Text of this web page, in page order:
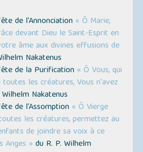
de l'Annonciation « Ô Marie,
devant Dieu le Saint-Esprit en
âme aux divines effusions de
Nakatenus
de la Purification « Ô Vous, qui
les créatures, Vous n'avez
Nakatenus
de l'Assomption « Ô Vierge
les créatures, permettez au
de joindre sa voix à ce
Anges » du R. P. Wilhelm